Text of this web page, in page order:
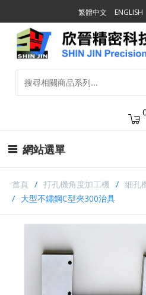
繁體中文 ENGLISH
網站選單
首頁 打孔機角度加工機
細孔
大型不鏽鋼C型夾300治具